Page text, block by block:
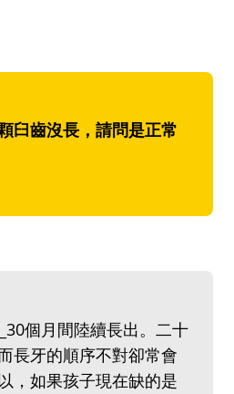
臼齒沒長，請問是正常
個月間陸續長出。二十
長牙的順序不對卻常會
，如果孩子現在缺的是
導主任帶爸媽提前了解小一校園
與課業學習，無痛銜接上小學。